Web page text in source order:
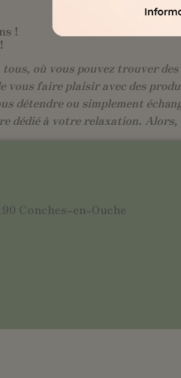
!
où vous pouvez trouver
vous faire plaisir avec des
ou simplement
dédié à votre relaxation.
Conches-en-Ouche